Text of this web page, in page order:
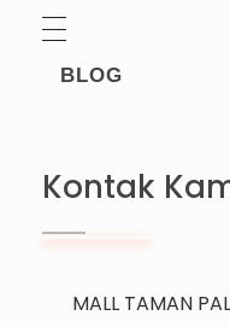
BLOG
Kontak
MALL TAMAN